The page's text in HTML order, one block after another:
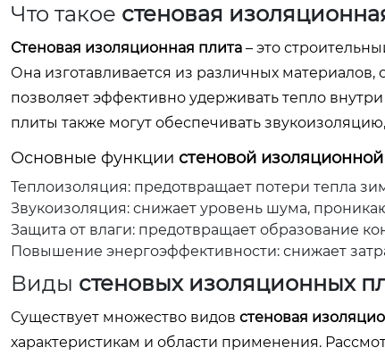
Что такое стеновая
Стеновая изоляционная плита – это
Она изготавливается из различных
позволяет эффективно удерживать тепло
плиты также могут обеспечивать
Основные функции стеновой
Теплоизоляция: предотвращает потери тепла
Звукоизоляция: снижает уровень шума,
Защита от влаги: предотвращает образование
Повышение энергоэффективности: снижает
Виды стеновых изоляционных
Существует множество видов стеновая
характеристикам и области применения.